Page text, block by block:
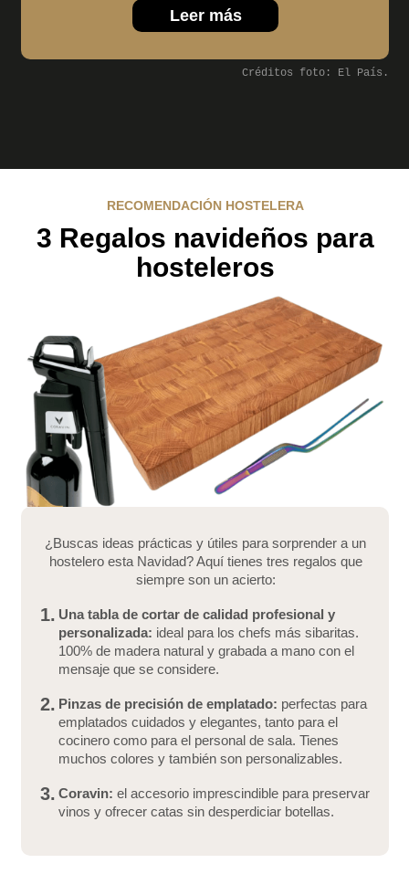
Leer más
Créditos foto: El País.
RECOMENDACIÓN HOSTELERA
3 Regalos navideños para
hosteleros
¿Buscas ideas prácticas y útiles para sorprender a un
hostelero esta Navidad? Aquí tienes tres regalos que
siempre son un acierto:
1. Una tabla de cortar de calidad profesional y
personalizada: ideal para los chefs más sibaritas.
100% de madera natural y grabada a mano con el
mensaje que se considere.
2. Pinzas de precisión de emplatado: perfectas para
emplatados cuidados y elegantes, tanto para el
cocinero como para el personal de sala. Tienes
muchos colores y también son personalizables.
3. Coravin: el accesorio imprescindible para preservar
vinos y ofrecer catas sin desperdiciar botellas.